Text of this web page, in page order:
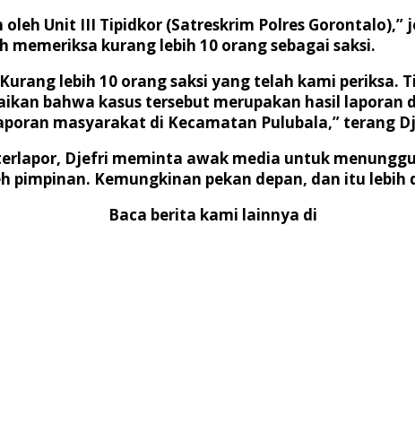
Unit III Tipidkor (Satreskrim Polres
kurang lebih 10 orang sebagai saksi.
lebih 10 orang saksi yang telah kami periksa.
bahwa kasus tersebut merupakan hasil
masyarakat di Kecamatan Pulubala,” terang
Djefri meminta awak media untuk
pimpinan. Kemungkinan pekan depan, dan itu
Baca berita kami lainnya di